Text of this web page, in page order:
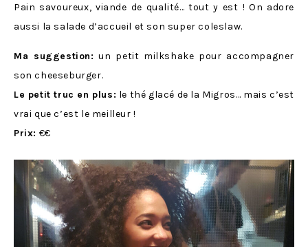
Pain savoureux, viande de qualité… tout y est ! On adore
aussi la salade d’accueil et son super coleslaw.
Ma suggestion: un petit milkshake pour accompagner
son cheeseburger.
Le petit truc en plus: le thé glacé de la Migros… mais c’est
vrai que c’est le meilleur !
Prix: €€